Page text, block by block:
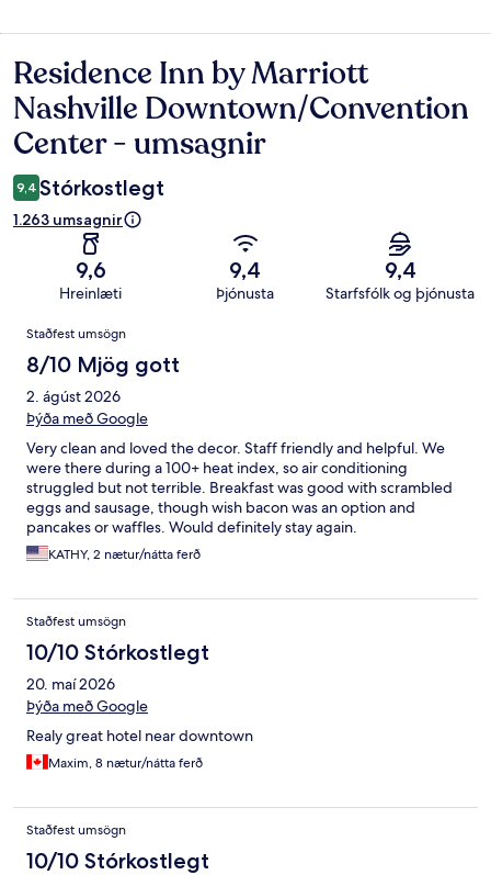
Umsagnir
Residence Inn by Marriott
Nashville Downtown/Convention
Center - umsagnir
9,4 Stórkostlegt
1.263 umsagnir
9,6
Hreinlæti
9,4
Þjónusta
9,4
Starfsfólk og þjónusta
Umsagnir
Staðfest umsögn
8/10 Mjög gott
2. ágúst 2026
Þýða með Google
Very clean and loved the decor. Staff friendly and helpful. We
were there during a 100+ heat index, so air conditioning
struggled but not terrible. Breakfast was good with scrambled
eggs and sausage, though wish bacon was an option and
pancakes or waffles. Would definitely stay again.
KATHY, 2 nætur/nátta ferð
Staðfest umsögn
10/10 Stórkostlegt
20. maí 2026
Þýða með Google
Realy great hotel near downtown
Maxim, 8 nætur/nátta ferð
Staðfest umsögn
10/10 Stórkostlegt